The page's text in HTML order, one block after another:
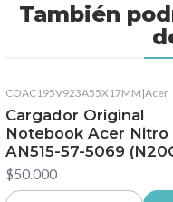
También
COAC195V923A55X17MM |Acer
Cargador Original
Notebook Acer Nitro
AN515-57-5069
$50.000